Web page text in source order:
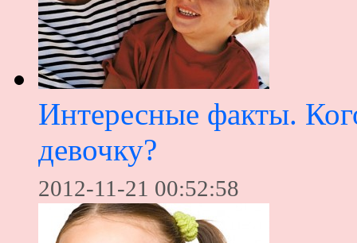
Интересные факты.
девочку?
2012-11-21 00:52:58